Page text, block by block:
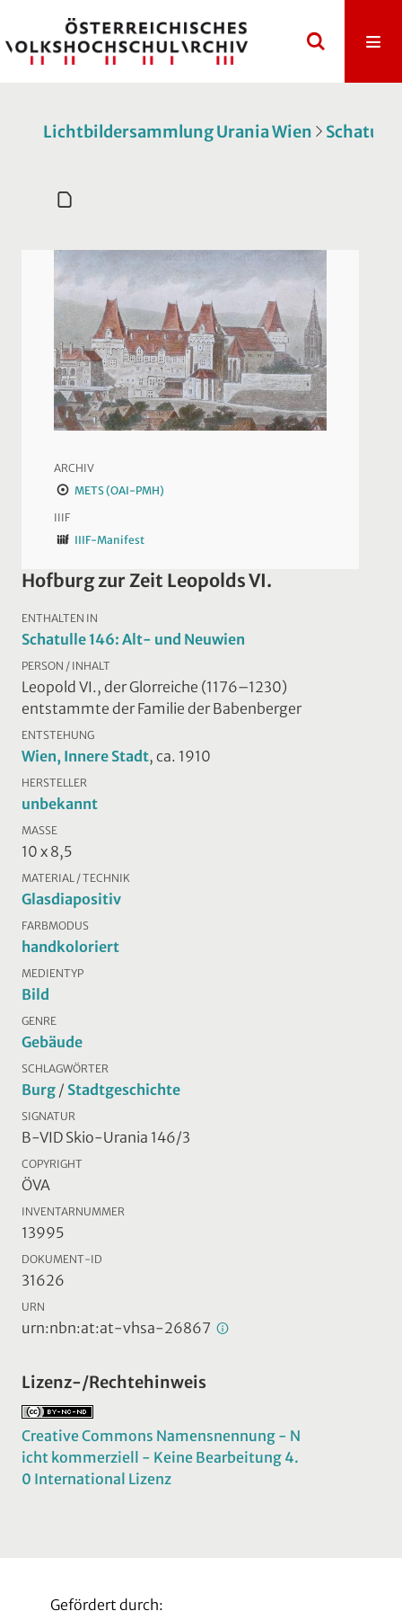
Lichtbildersammlung Urania Wien
ARCHIV
METS (OAI-PMH)
IIIF
IIIF-Manifest
Hofburg zur Zeit Leopolds VI.
ENTHALTEN IN
Schatulle 146: Alt- und Neuwien
PERSON / INHALT
Leopold VI., der Glorreiche (1176–1230)
entstammte der Familie der Babenberger
ENTSTEHUNG
Wien, Innere Stadt, ca. 1910
HERSTELLER
unbekannt
MASSE
10 x 8,5
MATERIAL / TECHNIK
Glasdiapositiv
FARBMODUS
handkoloriert
MEDIENTYP
Bild
GENRE
Gebäude
SCHLAGWÖRTER
Burg / Stadtgeschichte
SIGNATUR
B-VID Skio-Urania 146/3
COPYRIGHT
ÖVA
INVENTARNUMMER
13995
DOKUMENT-ID
31626
URN
urn:nbn:at:at-vhsa-26867
Lizenz-/Rechtehinweis
Creative Commons Namensnennung - N
icht kommerziell - Keine Bearbeitung 4.
0 International Lizenz
Gefördert durch: